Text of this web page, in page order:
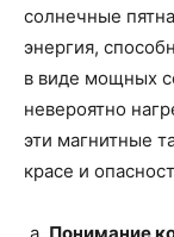
солнечные
энергия,
в виде мощных
невероятно
эти магнитные
красе и